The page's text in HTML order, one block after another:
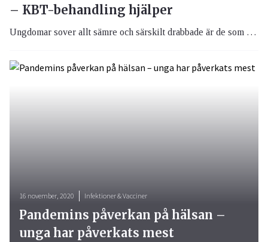
– KBT-behandling hjälper
Ungdomar sover allt sämre och särskilt drabbade är de som även lider av psykisk ohälsa. Ny avhandling visar att även ungdomar blir hjälpta av kognitiv beteendeterapi (KBT) vid sömnproblem.
16 november, 2020 Infektioner & Vacciner
Pandemins påverkan på hälsan –
unga har påverkats mest